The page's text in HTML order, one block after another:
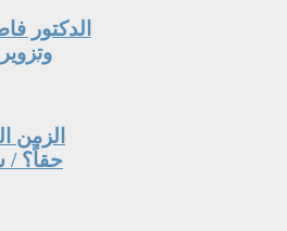
الدكتور
الزمن
حقاً؟ /